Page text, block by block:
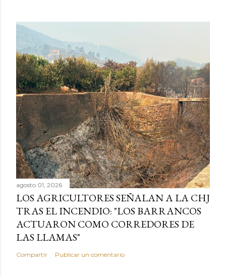
agosto 01, 2026
LOS AGRICULTORES SEÑALAN A LA CHJ
TRAS EL INCENDIO: "LOS BARRANCOS
ACTUARON COMO CORREDORES DE
LAS LLAMAS"
Compartir Publicar un comentario